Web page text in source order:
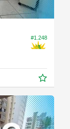
#1.248